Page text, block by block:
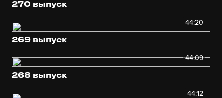
270 выпуск
44:20
269 выпуск
44:09
268 выпуск
44:12